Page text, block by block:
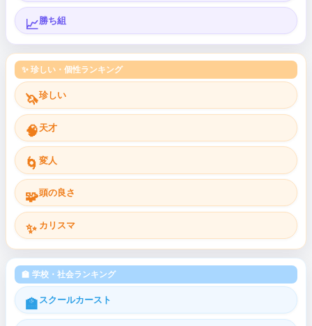
📈勝ち組
✨ 珍しい・個性ランキング
🦄珍しい
🧠 天才
🌀 変人
🧩頭の良さ
✨ カリスマ
🏫 学校・社会ランキング
🏫 スクールカースト